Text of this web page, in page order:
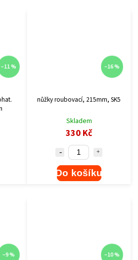
–11 % –16 %
nůžky roubovací, 215mm, SK5
Skladem
330 Kč
Do košíku
–9 % –10 %